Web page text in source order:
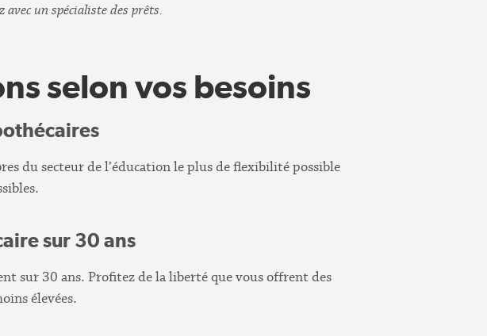
un spécialiste des prêts.
selon vos besoins
du secteur de l’éducation le plus de flexibilité possible
sur 30 ans
sur 30 ans. Profitez de la liberté que vous offrent des
élevées.